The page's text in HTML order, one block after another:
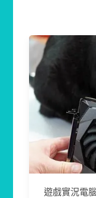
遊戲實況電